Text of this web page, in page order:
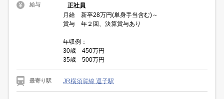
給与
正社員
月給 新卒28万円(単身手当含む)～
賞与 年２回、決算賞与あり
年収例：
30歳 450万円
35歳 500万円
最寄り駅 JR横須賀線 逗子駅